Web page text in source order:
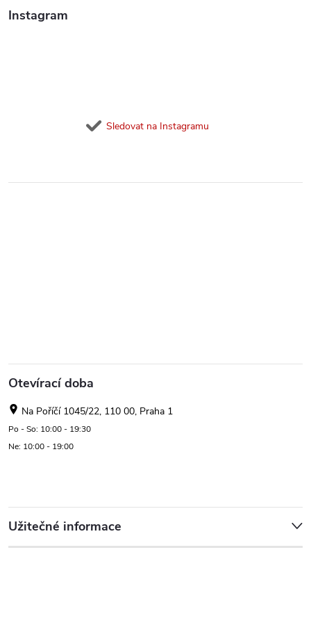
Instagram
Sledovat na Instagramu
Otevírací doba
Na Poříčí 1045/22, 110 00, Praha 1
Po - So: 10:00 - 19:30
Ne: 10:00 - 19:00
Užitečné informace